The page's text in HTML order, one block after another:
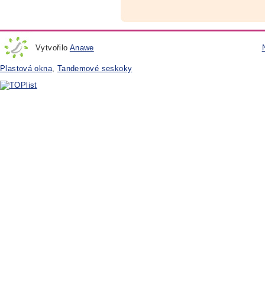
Vytvořilo Anawe
Plastová okna, Tandemové seskoky